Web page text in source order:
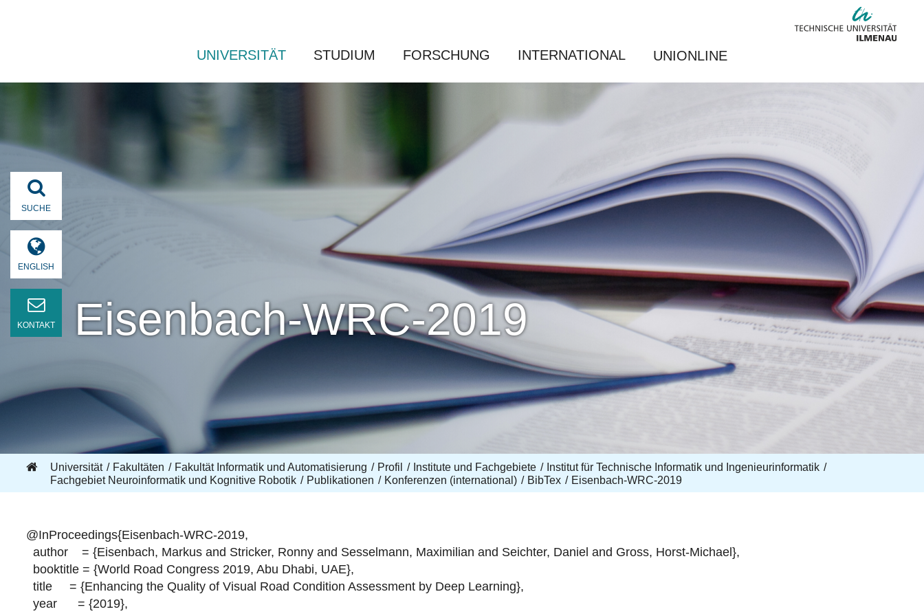
UNIVERSITÄT STUDIUM FORSCHUNG INTERNATIONAL UNIONLINE
SUCHE
ENGLISH
KONTAKT Eisenbach-WRC-2019
Universität Fakultäten Fakultät Informatik und Automatisierung Profil Institute und Fachgebiete
Institut für Technische Informatik und Ingenieurinformatik
Fachgebiet Neuroinformatik und Kognitive Robotik
Publikationen Konferenzen (international) BibTex Eisenbach-WRC-2019
@InProceedings{Eisenbach-WRC-2019,
author = {Eisenbach, Markus and Stricker, Ronny and Sesselmann, Maximilian and Seichter, Daniel and Gross, Horst-Michael},
booktitle = {World Road Congress 2019, Abu Dhabi, UAE},
title = {Enhancing the Quality of Visual Road Condition Assessment by Deep Learning},
year = {2019},